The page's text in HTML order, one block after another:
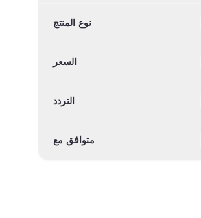
نوع المنتج
السعر
التردد
متوافق مع